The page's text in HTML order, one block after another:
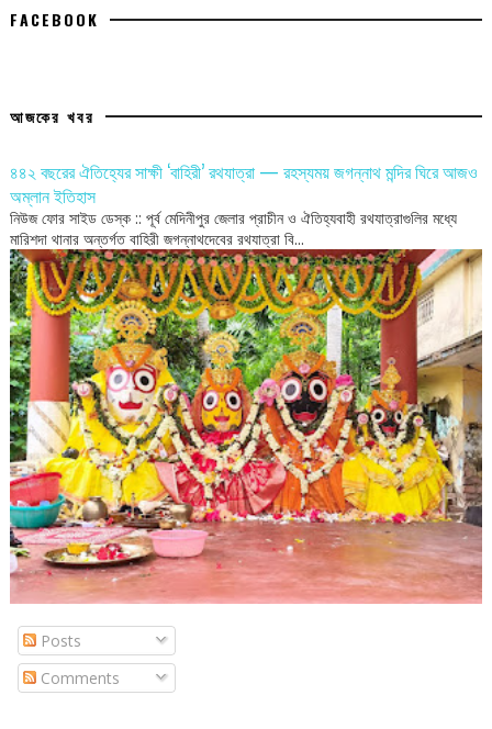
FACEBOOK
আজকের খবর
৪৪২ বছরের ঐতিহ্যের সাক্ষী ‘বাহিরী’ রথযাত্রা — রহস্যময় জগন্নাথ মন্দির ঘিরে আজও
অম্লান ইতিহাস
নিউজ ফোর সাইড ডেস্ক :: পূর্ব মেদিনীপুর জেলার প্রাচীন ও ঐতিহ্যবাহী রথযাত্রাগুলির মধ্যে
মারিশদা থানার অন্তর্গত বাহিরী জগন্নাথদেবের রথযাত্রা বি...
Posts
Comments